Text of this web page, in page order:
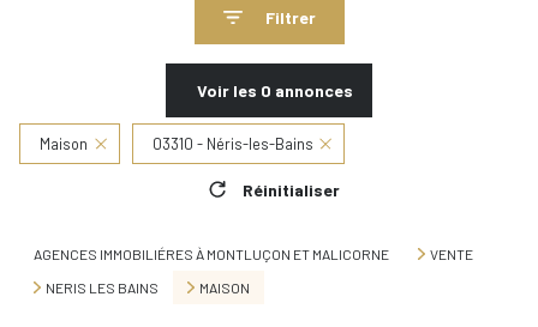
Filtrer
Voir les 0 annonces
Maison 03310 - Néris-les-Bains
Réinitialiser
AGENCES IMMOBILIÉRES À MONTLUÇON ET MALICORNE
VENTE
NERIS LES BAINS
MAISON